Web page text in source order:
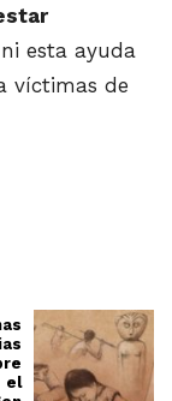
esta ayuda
víctimas de
el